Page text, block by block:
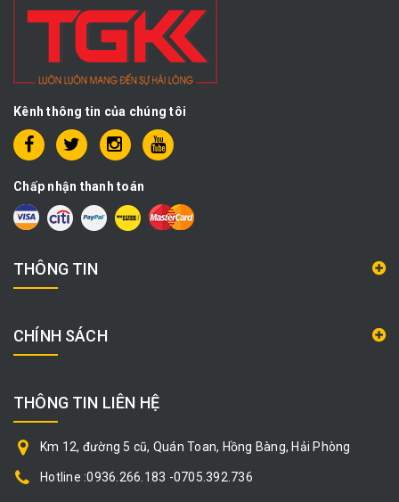
Kênh thông tin của chúng tôi
Chấp nhận thanh toán
THÔNG TIN
CHÍNH SÁCH
THÔNG TIN LIÊN HỆ
Km 12, đường 5 cũ, Quán Toan, Hồng Bàng, Hải Phòng
Hotline :0936.266.183 -0705.392.736